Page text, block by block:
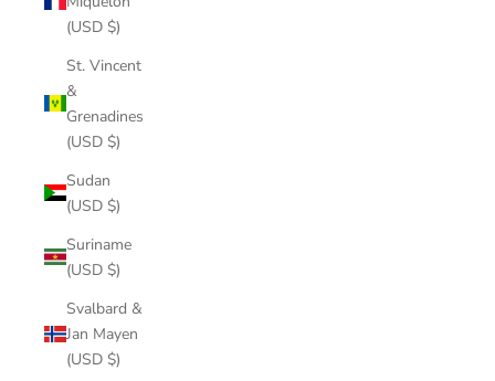
(USD $)
St. Vincent
&
Grenadines
(USD $)
Sudan
(USD $)
Suriname
(USD $)
Svalbard &
Jan Mayen
(USD $)